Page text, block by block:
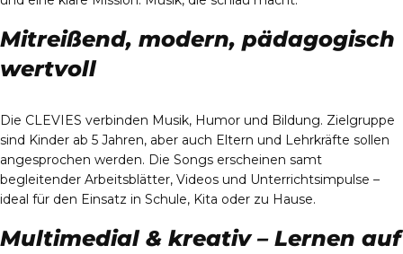
Mitreißend, modern, pädagogisch
wertvoll
Die CLEVIES verbinden Musik, Humor und Bildung. Zielgruppe
sind Kinder ab 5 Jahren, aber auch Eltern und Lehrkräfte sollen
angesprochen werden. Die Songs erscheinen samt
begleitender Arbeitsblätter, Videos und Unterrichtsimpulse –
ideal für den Einsatz in Schule, Kita oder zu Hause.
Multimedial & kreativ – Lernen auf